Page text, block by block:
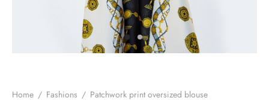
Home / Fashions / Patchwork print oversized blouse